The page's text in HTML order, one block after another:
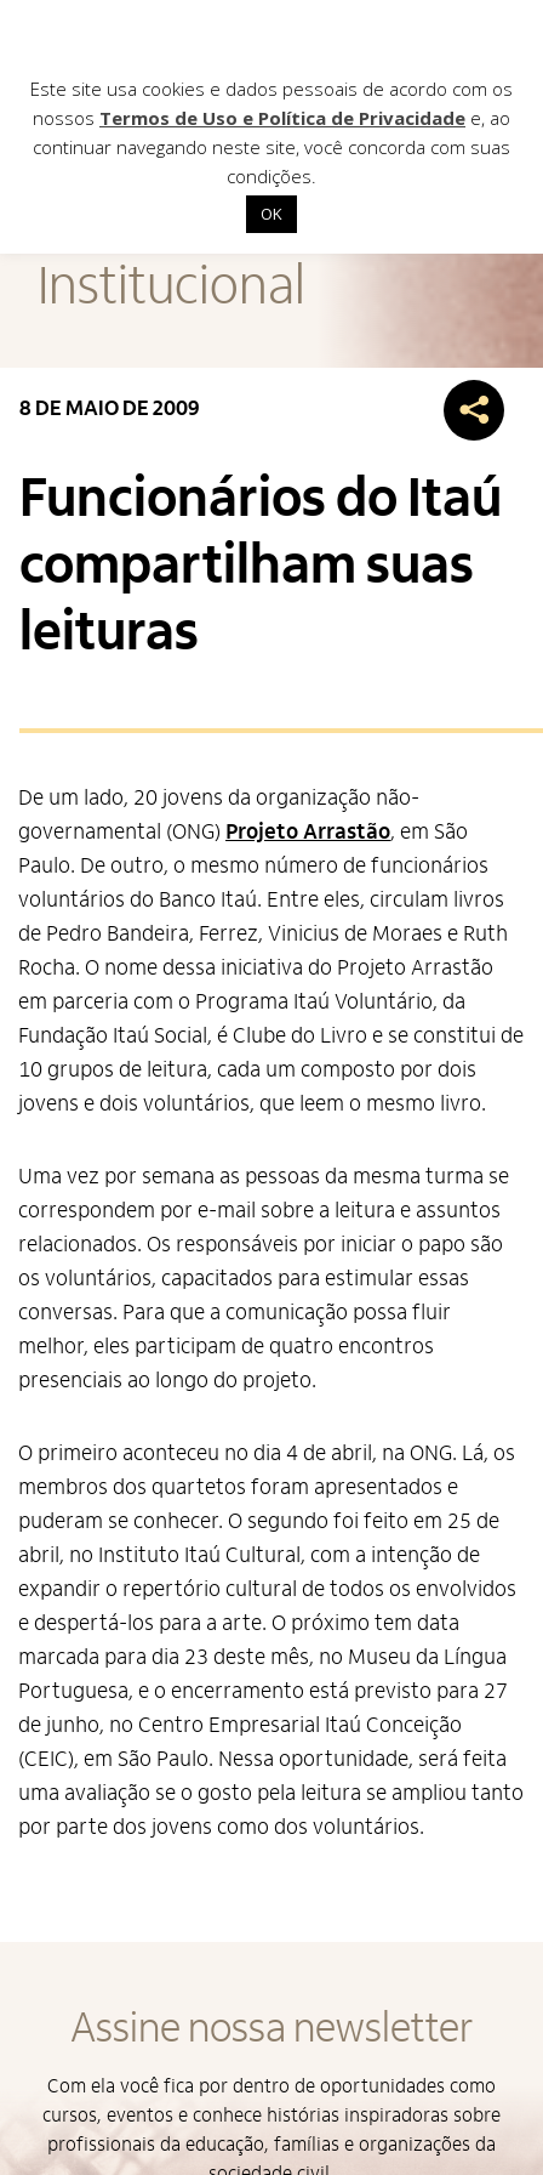
Institucional
Contato
Alto Contraste
Termos de Uso e Política de
Privacidade
Institucional
8 DE MAIO DE 2009
Funcionários do Itaú
compartilham suas
leituras
De um lado, 20 jovens da organização não-
governamental (ONG) Projeto Arrastão, em São
Paulo. De outro, o mesmo número de funcionários
voluntários do Banco Itaú. Entre eles, circulam livros
de Pedro Bandeira, Ferrez, Vinicius de Moraes e Ruth
Rocha. O nome dessa iniciativa do Projeto Arrastão
em parceria com o Programa Itaú Voluntário, da
Fundação Itaú Social, é Clube do Livro e se constitui de
10 grupos de leitura, cada um composto por dois
jovens e dois voluntários, que leem o mesmo livro.
Uma vez por semana as pessoas da mesma turma se
correspondem por e-mail sobre a leitura e assuntos
relacionados. Os responsáveis por iniciar o papo são
os voluntários, capacitados para estimular essas
conversas. Para que a comunicação possa fluir
melhor, eles participam de quatro encontros
presenciais ao longo do projeto.
O primeiro aconteceu no dia 4 de abril, na ONG. Lá, os
membros dos quartetos foram apresentados e
puderam se conhecer. O segundo foi feito em 25 de
abril, no Instituto Itaú Cultural, com a intenção de
expandir o repertório cultural de todos os envolvidos
e despertá-los para a arte. O próximo tem data
marcada para dia 23 deste mês, no Museu da Língua
Portuguesa, e o encerramento está previsto para 27
de junho, no Centro Empresarial Itaú Conceição
(CEIC), em São Paulo. Nessa oportunidade, será feita
uma avaliação se o gosto pela leitura se ampliou tanto
por parte dos jovens como dos voluntários.
Assine nossa newsletter
Com ela você fica por dentro de oportunidades como
cursos, eventos e conhece histórias inspiradoras sobre
profissionais da educação, famílias e organizações da
Este site usa cookies e dados pessoais de acordo com os
nossos Termos de Uso e Política de Privacidade e, ao
continuar navegando neste site, você concorda com suas
condições.
OK